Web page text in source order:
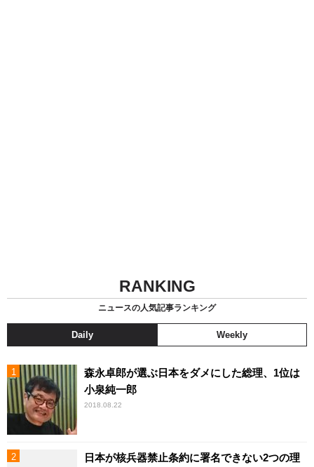
RANKING
ニュースの人気記事ランキング
Daily Weekly
森永卓郎が選ぶ日本をダメにした総理、1位は
小泉純一郎
2018.08.22
日本が核兵器禁止条約に署名できない2つの理